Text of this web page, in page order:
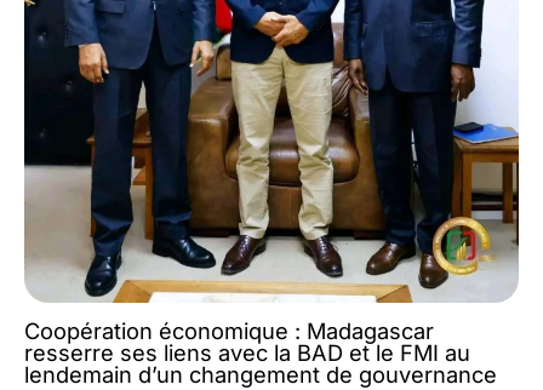
Coopération économique : Madagascar
resserre ses liens avec la BAD et le FMI au
lendemain d’un changement de gouvernance